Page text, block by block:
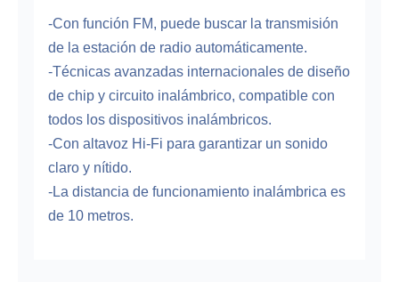
-Con función FM, puede buscar la transmisión
de la estación de radio automáticamente.
-Técnicas avanzadas internacionales de diseño
de chip y circuito inalámbrico, compatible con
todos los dispositivos inalámbricos.
-Con altavoz Hi-Fi para garantizar un sonido
claro y nítido.
-La distancia de funcionamiento inalámbrica es
de 10 metros.